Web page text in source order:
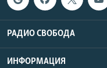
РАДИО СВОБОДА
ИНФОРМАЦИЯ